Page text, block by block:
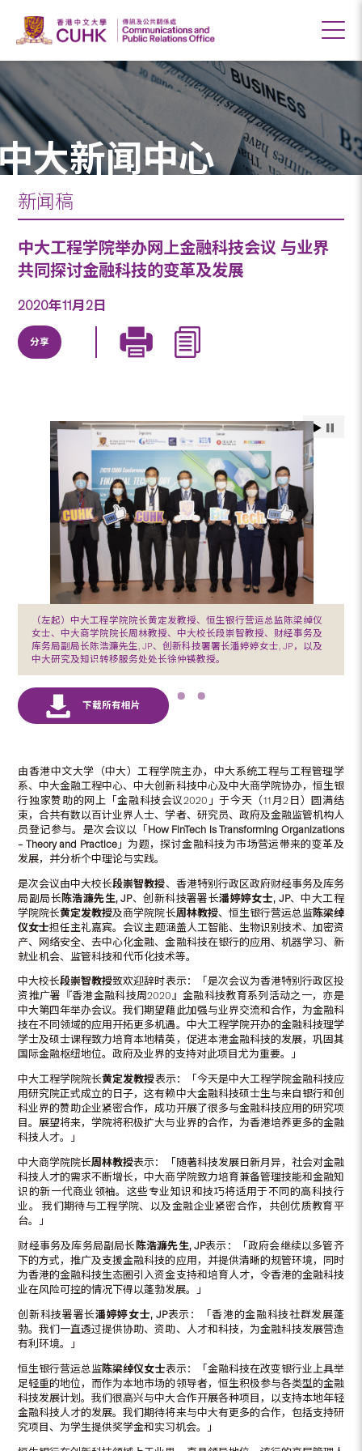
大新闻中心
新闻稿
中大工程学院举办网上金融科技会议 与业界
共同探讨金融科技的变革及发展
2020年11月2日
分享
（左起）中大工程学院院长黄定发教授、恒生银行营运总监陈梁绰仪
女士、中大商学院院长周林教授、中大校长段崇智教授、财经事务及
库务局副局长陈浩濂先生, JP、创新科技署署长潘婷婷女士, JP，以及
中大研究及知识转移服务处处长徐仲锳教授。
由香港中文大学（中大）工程学院主办，中大系统工程与工程管理学
系、中大金融工程中心、中大创新科技中心及中大商学院协办，恒生银
行独家赞助的网上「金融科技会议2020」于今天（11月2日）圆满结
束，合共有数以百计业界人士、学者、研究员、政府及金融监管机构人
员登记参与。是次会议以「How FinTech is Transforming Organizations
–Theory and Practice」为题，探讨金融科技为市场营运带来的变革及
发展，并分析个中理论与实践。
是次会议由中大校长段崇智教授、香港特别行政区政府财经事务及库务
局副局长 陈浩濂先生, JP、创新科技署署长潘婷婷女士, JP、中大工程
学院院长黄定发教授及商学院院长周林教授、恒生银行营运总监陈梁绰
仪女士担任主礼嘉宾。会议主题涵盖人工智能、生物识别技术、加密资
产、网络安全、去中心化金融、金融科技在银行的应用、机器学习、新
就业机会、监管科技和代币化技术等。
中大校长段崇智教授致欢迎辞时表示：「是次会议为香港特别行政区投
资推广署『香港金融科技周2020』金融科技教育系列活动之一，亦是
中大第四年举办会议。我们期望藉此加强与业界交流和合作，为金融科
技在不同领域的应用开拓更多机遇。中大工程学院开办的金融科技理学
学士及硕士课程致力培育本地精英，促进本港金融科技的发展，巩固其
国际金融枢纽地位。政府及业界的支持对此项目尤为重要。」
中大工程学院院长黄定发教授表示：「今天是中大工程学院金融科技应
用研究院正式成立的日子，这有赖中大金融科技硕士生与来自银行和创
科业界的赞助企业紧密合作，成功开展了很多与金融科技应用的研究项
目。展望将来，学院将积极扩大与业界的合作，为香港培养更多的金融
科技人才。」
中大商学院院长周林教授表示：「随著科技发展日新月异，社会对金融
科技人才的需求不断增长，中大商学院致力培育兼备管理技能和金融知
识的新一代商业领袖。这些专业知识和技巧将适用于不同的高科技行
业。 我们期待与工程学院、以及金融企业紧密合作，共创优质教育平
台。」
财经事务及库务局副局长 陈浩濂先生, JP表示：「政府会继续以多管齐
下的方式，推广及支援金融科技的应用，并提供清晰的规管环境，同时
为香港的金融科技生态圈引入资金支持和培育人才，令香港的金融科技
业在风险可控的情况下得以蓬勃发展。」
创新科技署署长潘婷婷女士, JP表示：「香港的金融科技社群发展蓬
勃。我们一直透过提供协助、资助、人才和科技，为金融科技发展营造
有利环境。」
恒生银行营运总监陈梁绰仪女士表示：「金融科技在改变银行业上具举
足轻重的地位，而作为本地市场的领导者，恒生积极参与各类型的金融
科技发展计划。我们很高兴与中大合作开展各种项目，以支持本地年轻
金融科技人才的发展。我们期待将来与中大有更多的合作，包括支持研
究项目、为学生提供奖学金和实习机会。」